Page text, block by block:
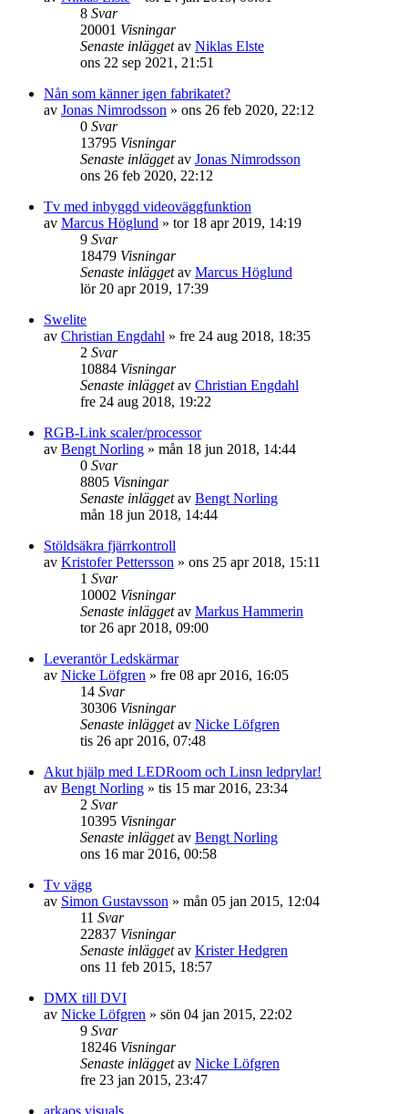
8 Svar
20001 Visningar
Senaste inläggetav Niklas Elste
ons 22 sep 2021, 21:51
Nån som känner igen fabrikatet?
av Jonas Nimrodsson » ons 26 feb 2020, 22:12
0 Svar
13795 Visningar
Senaste inläggetav Jonas Nimrodsson
ons 26 feb 2020, 22:12
Tv med inbyggd videoväggfunktion
av Marcus Höglund » tor 18 apr 2019, 14:19
9 Svar
18479 Visningar
Senaste inläggetav Marcus Höglund
lör 20 apr 2019, 17:39
Swelite
av Christian Engdahl » fre 24 aug 2018, 18:35
2 Svar
10884 Visningar
Senaste inläggetav Christian Engdahl
fre 24 aug 2018, 19:22
RGB-Link scaler/processor
av Bengt Norling » mån 18 jun 2018, 14:44
0 Svar
8805 Visningar
Senaste inläggetav Bengt Norling
mån 18 jun 2018, 14:44
Stöldsäkra fjärrkontroll
av Kristofer Pettersson » ons 25 apr 2018, 15:11
1 Svar
10002 Visningar
Senaste inläggetav Markus Hammerin
tor 26 apr 2018, 09:00
Leverantör Ledskärmar
av Nicke Löfgren » fre 08 apr 2016, 16:05
14 Svar
30306 Visningar
Senaste inläggetav Nicke Löfgren
tis 26 apr 2016, 07:48
Akut hjälp med LEDRoom och Linsn ledprylar!
av Bengt Norling » tis 15 mar 2016, 23:34
2 Svar
10395 Visningar
Senaste inläggetav Bengt Norling
ons 16 mar 2016, 00:58
Tv vägg
av Simon Gustavsson » mån 05 jan 2015, 12:04
11 Svar
22837 Visningar
Senaste inläggetav Krister Hedgren
ons 11 feb 2015, 18:57
DMX till DVI
av Nicke Löfgren » sön 04 jan 2015, 22:02
9 Svar
18246 Visningar
Senaste inläggetav Nicke Löfgren
fre 23 jan 2015, 23:47
arkaos visuals